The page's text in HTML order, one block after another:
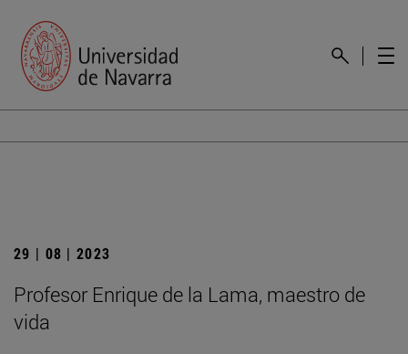
29 | 08 | 2023
Profesor Enrique de la Lama, maestro de
vida